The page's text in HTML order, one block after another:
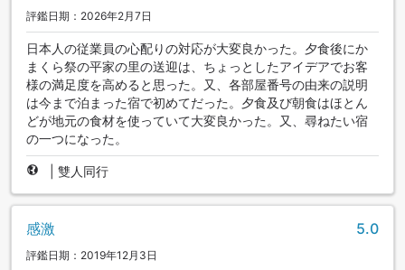
評鑑日期：2026年2月7日
日本人の従業員の心配りの対応が大変良かった。夕食後にか
まくら祭の平家の里の送迎は、ちょっとしたアイデアでお客
様の満足度を高めると思った。又、各部屋番号の由来の説明
は今まで泊まった宿で初めてだった。夕食及び朝食はほとん
どが地元の食材を使っていて大変良かった。又、尋ねたい宿
の一つになった。
雙人同行
感激 5.0
評鑑日期：2019年12月3日